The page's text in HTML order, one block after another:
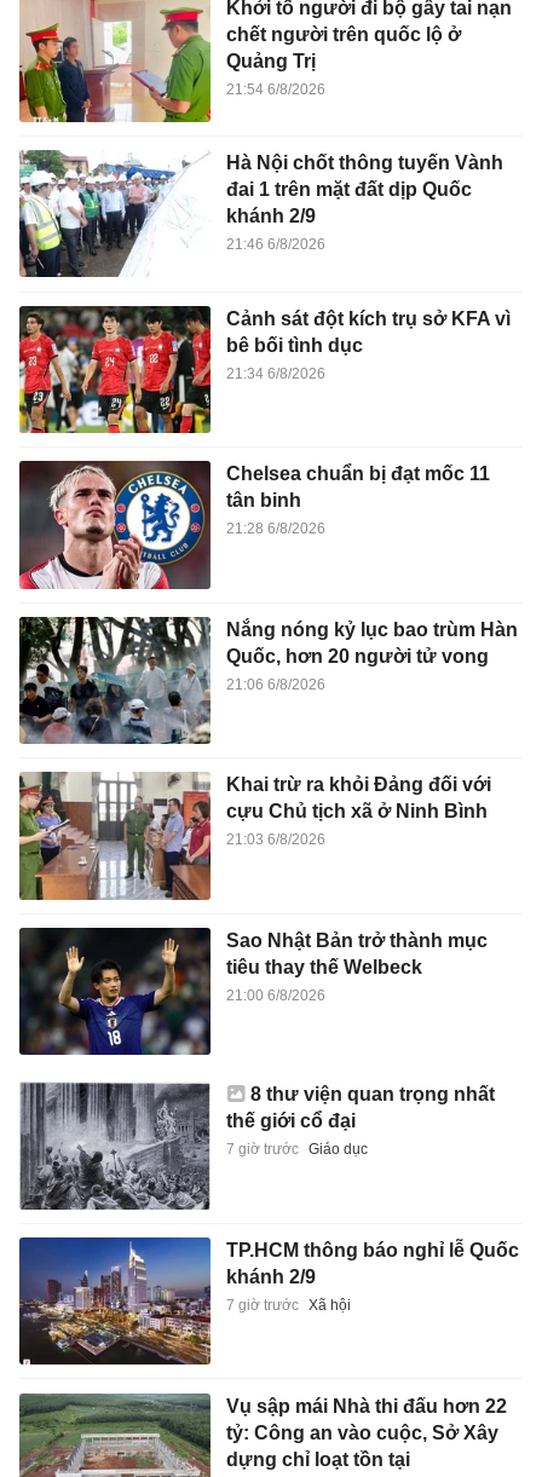
Khởi tố người đi bộ gây tai nạn
chết người trên quốc lộ ở
Quảng Trị
21:54 6/8/2026
Hà Nội chốt thông tuyến Vành
đai 1 trên mặt đất dịp Quốc
khánh 2/9
21:46 6/8/2026
Cảnh sát đột kích trụ sở KFA vì
bê bối tình dục
21:34 6/8/2026
Chelsea chuẩn bị đạt mốc 11
tân binh
21:28 6/8/2026
Nắng nóng kỷ lục bao trùm Hàn
Quốc, hơn 20 người tử vong
21:06 6/8/2026
Khai trừ ra khỏi Đảng đối với
cựu Chủ tịch xã ở Ninh Bình
21:03 6/8/2026
Sao Nhật Bản trở thành mục
tiêu thay thế Welbeck
21:00 6/8/2026
8 thư viện quan trọng nhất
thế giới cổ đại
7 giờ trước Giáo dục
TP.HCM thông báo nghỉ lễ Quốc
khánh 2/9
7 giờ trước Xã hội
Vụ sập mái Nhà thi đấu hơn 22
tỷ: Công an vào cuộc, Sở Xây
dựng chỉ loạt tồn tại